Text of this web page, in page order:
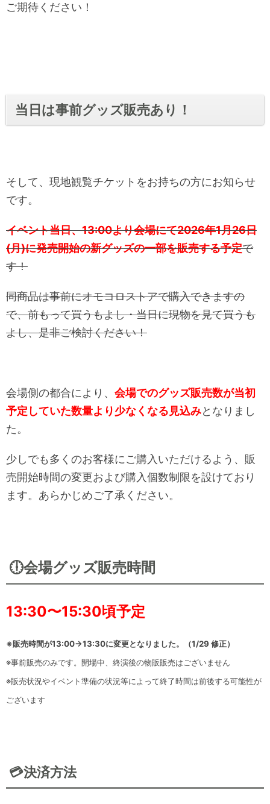
ご期待ください！
当日は事前グッズ販売あり！
そして、現地観覧チケットをお持ちの方にお知らせ
です。
イベント当日、13:00より会場にて2026年1月26日
(月)に発売開始の新グッズの一部を販売する予定で
す！
同商品は事前にオモコロストアで購入できますの
で、前もって買うもよし・当日に現物を見て買うも
よし、是非ご検討ください！
会場側の都合により、 会場でのグッズ販売数が当初
予定していた数量より少なくなる見込みとなりまし
た。
少しでも多くのお客様にご購入いただけるよう、販
売開始時間の変更および購入個数制限を設けており
ます。あらかじめご了承ください。
🕕️会場グッズ販売時間
13:30〜15:30頃予定
※販売時間が13:00→13:30に変更となりました。（1/29 修正）
※事前販売のみです。開場中、終演後の物販販売はございません
※販売状況やイベント準備の状況等によって終了時間は前後する可能性が
ございます
💳️決済方法